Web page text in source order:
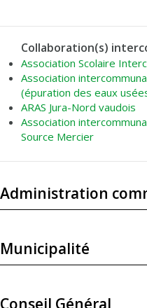
Collaboration(s)
Association Scolaire
Association
(épuration des eaux
ARAS Jura-Nord vaudois
Association
Source Mercier
Administration
Municipalité
Conseil Général